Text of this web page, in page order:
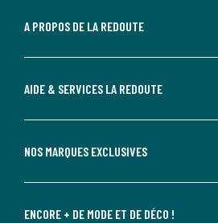
A PROPOS DE LA REDOUTE
AIDE & SERVICES LA REDOUTE
NOS MARQUES EXCLUSIVES
ENCORE + DE MODE ET DE DÉCO !